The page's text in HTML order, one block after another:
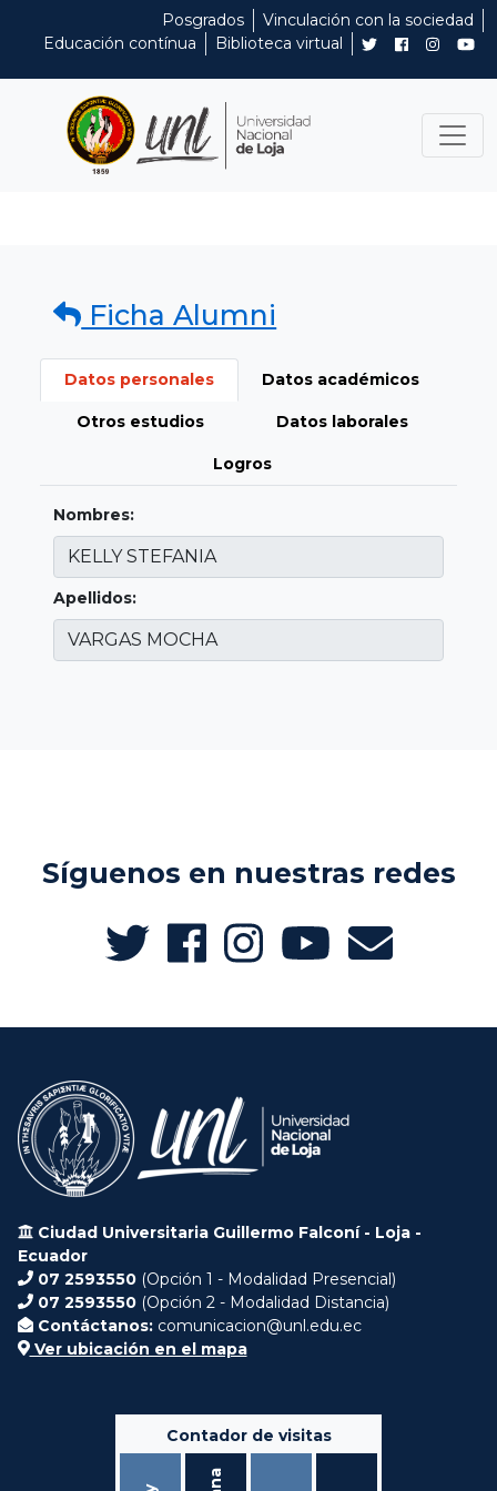
Posgrados
Vinculación con la sociedad
Educación contínua
Biblioteca virtual
Ficha Alumni
Datos personales Datos académicos
Otros estudios Datos laborales
Logros
Nombres:
Apellidos:
Síguenos en nuestras redes
Ciudad Universitaria Guillermo Falconí - Loja -
Ecuador
07 2593550 (Opción 1 - Modalidad Presencial)
07 2593550 (Opción 2 - Modalidad Distancia)
Contáctanos: comunicacion@unl.edu.ec
Ver ubicación en el mapa
Contador de visitas